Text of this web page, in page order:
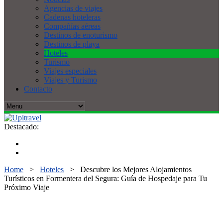
Agencias de viajes
Cadenas hoteleras
Compañías aéreas
Destinos de enoturismo
Destinos de playa
Hoteles
Turismo
Viajes especiales
Viajes y Turismo
Contacto
Destacado:
Home > Hoteles > Descubre los Mejores Alojamientos
Turísticos en Formentera del Segura: Guía de Hospedaje para Tu
Próximo Viaje